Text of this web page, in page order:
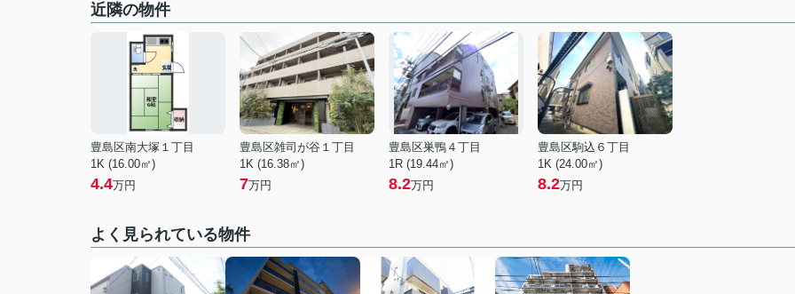
近隣の物件
豊島区南大塚１丁目
1K (16.00㎡)
4.4万円
豊島区雑司が谷１丁目
1K (16.38㎡)
7万円
豊島区巣鴨４丁目
1R (19.44㎡)
8.2万円
豊島区駒込６丁目
1K (24.00㎡)
8.2万円
よく見られている物件